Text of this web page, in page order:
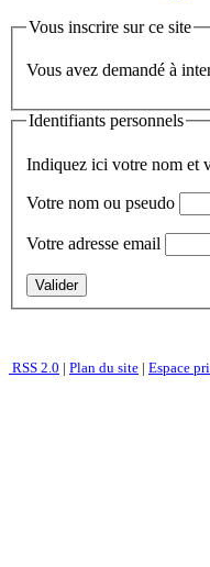
Vous inscrire sur ce site
Identifiants personnels
Indiquez ici votre nom et
Votre nom ou pseudo
Votre adresse email
RSS 2.0 | Plan du site | Espace